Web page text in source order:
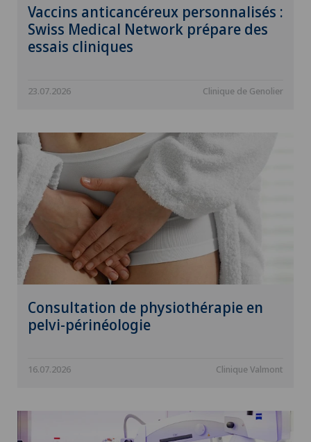
Vaccins anticancéreux personnalisés :
Swiss Medical Network prépare des
essais cliniques
23.07.2026 Clinique de Genolier
Consultation de physiothérapie en
pelvi-périnéologie
16.07.2026 Clinique Valmont